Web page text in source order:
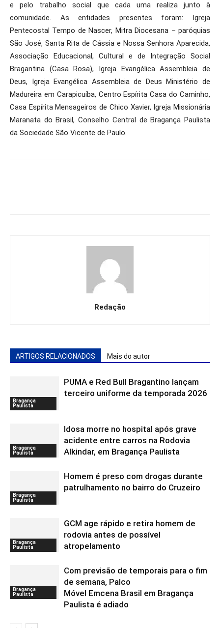
e pelo trabalho social que cada uma realiza junto à
comunidade. As entidades presentes foram: Igreja
Pentecostal Tempo de Nascer, Mitra Diocesana – paróquias
São José, Santa Rita de Cássia e Nossa Senhora Aparecida,
Associação Educacional, Cultural e de Integração Social
Bragantina (Casa Rosa), Igreja Evangélica Assembleia de
Deus, Igreja Evangélica Assembleia de Deus Ministério de
Madureira em Carapicuíba, Centro Espírita Casa do Caminho,
Casa Espírita Mensageiros de Chico Xavier, Igreja Missionária
Maranata do Brasil, Conselho Central de Bragança Paulista
da Sociedade São Vicente de Paulo.
Redação
ARTIGOS RELACIONADOS Mais do autor
Bragança
Paulista
PUMA e Red Bull Bragantino lançam
terceiro uniforme da temporada 2026
Bragança
Paulista
Idosa morre no hospital após grave
acidente entre carros na Rodovia
Alkindar, em Bragança Paulista
Bragança
Paulista
Homem é preso com drogas durante
patrulhamento no bairro do Cruzeiro
Bragança
Paulista
GCM age rápido e retira homem de
rodovia antes de possível
atropelamento
Bragança
Paulista
Com previsão de temporais para o fim
de semana, Palco
Móvel Emcena Brasil em Bragança
Paulista é adiado